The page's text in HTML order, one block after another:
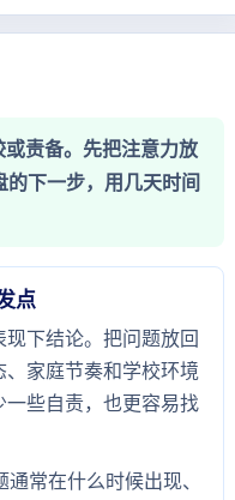
责备。先把注意力放
下一步，用几天时间
点
下结论。把问题放回
、家庭节奏和学校环境
一些自责，也更容易找
常在什么时候出现、